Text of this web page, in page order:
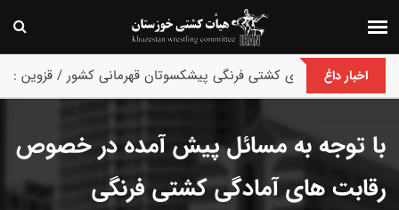
اخبار داغ
پایان رقابت های کشتی فرنگی پیشکسوتان قهرمانی کشور / قزوین :
با توجه به مسائل پیش آمده در خصوص
رقابت های آمادگی کشتی فرنگی